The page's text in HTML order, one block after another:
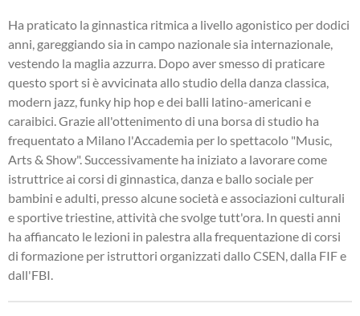
Ha praticato la ginnastica ritmica a livello agonistico per dodici
anni, gareggiando sia in campo nazionale sia internazionale,
vestendo la maglia azzurra. Dopo aver smesso di praticare
questo sport si è avvicinata allo studio della danza classica,
modern jazz, funky hip hop e dei balli latino-americani e
caraibici. Grazie all'ottenimento di una borsa di studio ha
frequentato a Milano l'Accademia per lo spettacolo "Music,
Arts & Show". Successivamente ha iniziato a lavorare come
istruttrice ai corsi di ginnastica, danza e ballo sociale per
bambini e adulti, presso alcune società e associazioni culturali
e sportive triestine, attività che svolge tutt'ora. In questi anni
ha affiancato le lezioni in palestra alla frequentazione di corsi
di formazione per istruttori organizzati dallo CSEN, dalla FIF e
dall'FBI.